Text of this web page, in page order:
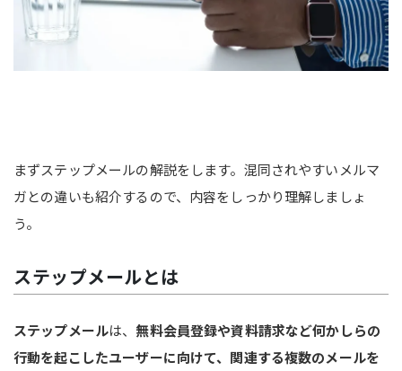
まずステップメールの解説をします。混同されやすいメルマ
ガとの違いも紹介するので、内容をしっかり理解しましょ
う。
ステップメールとは
ステップメールは、 無料会員登録や資料請求など何かしらの
行動を起こしたユーザーに向けて、関連する複数のメールを